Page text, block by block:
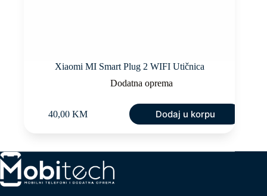
Xiaomi MI Smart Plug 2 WIFI Utičnica
Dodatna oprema
40,00 KM Dodaj u korpu